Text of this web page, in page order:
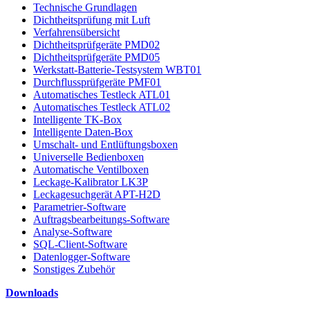
Technische Grundlagen
Dichtheitsprüfung mit Luft
Verfahrensübersicht
Dichtheitsprüfgeräte PMD02
Dichtheitsprüfgeräte PMD05
Werkstatt-Batterie-Testsystem WBT01
Durchflussprüfgeräte PMF01
Automatisches Testleck ATL01
Automatisches Testleck ATL02
Intelligente TK-Box
Intelligente Daten-Box
Umschalt- und Entlüftungsboxen
Universelle Bedienboxen
Automatische Ventilboxen
Leckage-Kalibrator LK3P
Leckagesuchgerät APT-H2D
Parametrier-Software
Auftragsbearbeitungs-Software
Analyse-Software
SQL-Client-Software
Datenlogger-Software
Sonstiges Zubehör
Downloads